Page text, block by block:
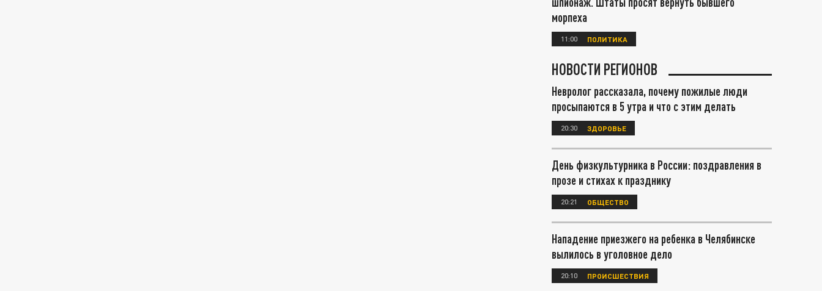
морпеха
11:00 ПОЛИТИКА
НОВОСТИ РЕГИОНОВ
Невролог рассказала, почему пожилые люди
просыпаются в 5 утра и что с этим делать
20:30 ЗДОРОВЬЕ
День физкультурника в России: поздравления в
прозе и стихах к празднику
20:21 ОБЩЕСТВО
Нападение приезжего на ребенка в Челябинске
вылилось в уголовное дело
20:10 ПРОИСШЕСТВИЯ